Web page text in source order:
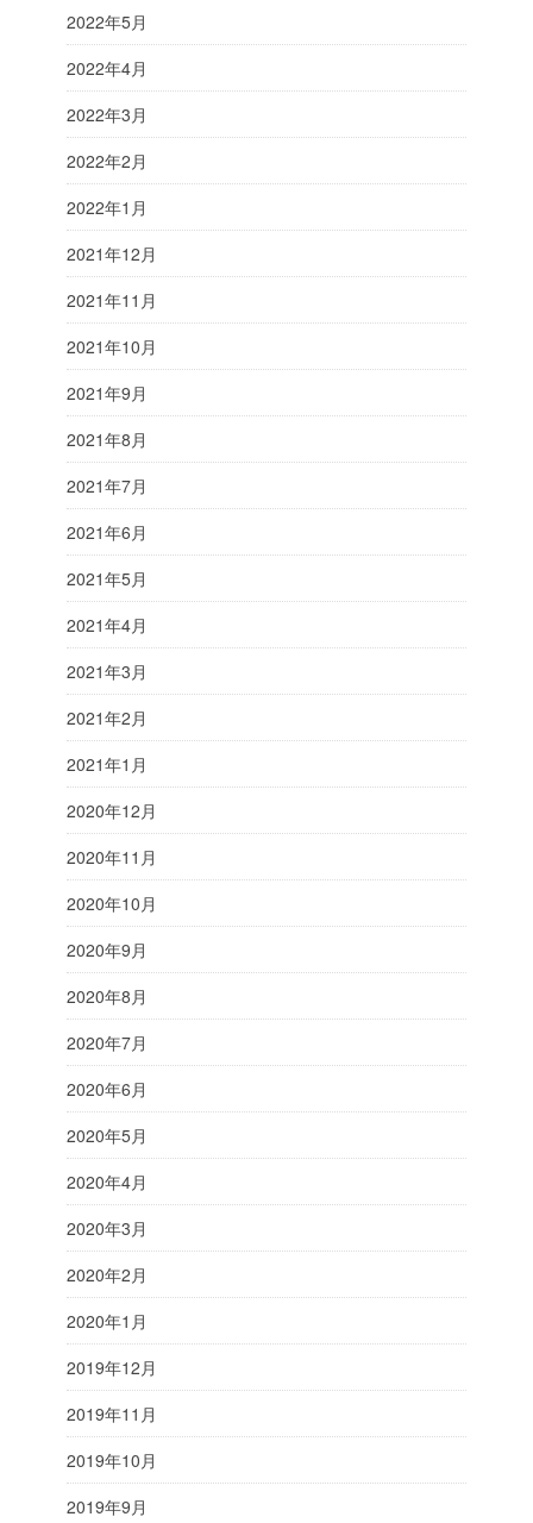
2022年5月
2022年4月
2022年3月
2022年2月
2022年1月
2021年12月
2021年11月
2021年10月
2021年9月
2021年8月
2021年7月
2021年6月
2021年5月
2021年4月
2021年3月
2021年2月
2021年1月
2020年12月
2020年11月
2020年10月
2020年9月
2020年8月
2020年7月
2020年6月
2020年5月
2020年4月
2020年3月
2020年2月
2020年1月
2019年12月
2019年11月
2019年10月
2019年9月